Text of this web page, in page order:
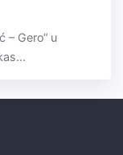
– Gero“ u